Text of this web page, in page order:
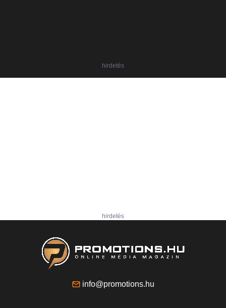
hirdetés
hirdetés
info@promotions.hu